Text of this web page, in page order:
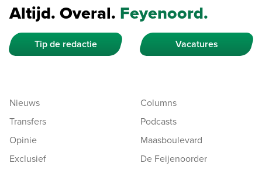
Altijd. Overal. Feyenoord.
Tip de redactie Vacatures
Nieuws
Transfers
Opinie
Exclusief
Columns
Podcasts
Maasboulevard
De Feijenoorder